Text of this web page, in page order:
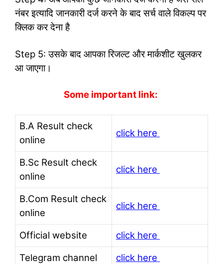
नंबर इत्यादि जानकारी दर्ज करने के बाद सर्च वाले विकल्प पर
क्लिक कर देना है
Step 5: उसके बाद आपका रिजल्ट और मार्कशीट खुलकर
आ जाएगा।
Some important link:
B.A Result check
online
click here
B.Sc Result check
online
click here
B.Com Result check
online
click here
Official website
click here
Telegram channel
click here